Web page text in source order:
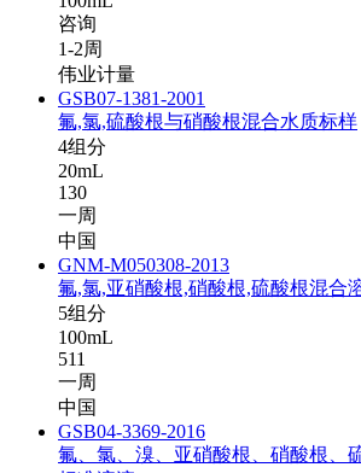
咨询
1-2周
伟业计量
GSB07-1381-2001
氟,氯,硫酸根与硝酸根混合水质标样
4组分
20mL
130
一周
中国
GNM-M050308-2013
氟,氯,亚硝酸根,硝酸根,硫酸根混合
5组分
100mL
511
一周
中国
GSB04-3369-2016
氟、氯、溴、亚硝酸根、硝酸根、